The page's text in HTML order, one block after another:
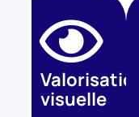
Valorisation
visuelle